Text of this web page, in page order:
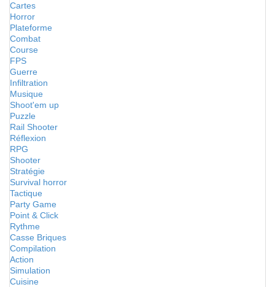
Cartes
Horror
Plateforme
Combat
Course
FPS
Guerre
Infiltration
Musique
Shoot'em up
Puzzle
Rail Shooter
Réflexion
RPG
Shooter
Stratégie
Survival horror
Tactique
Party Game
Point & Click
Rythme
Casse Briques
Compilation
Action
Simulation
Cuisine